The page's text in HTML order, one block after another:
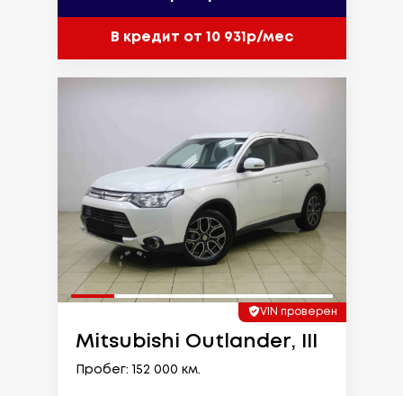
В кредит от 10 931р/мес
VIN проверен
Mitsubishi Outlander, III
Пробег: 152 000 км.